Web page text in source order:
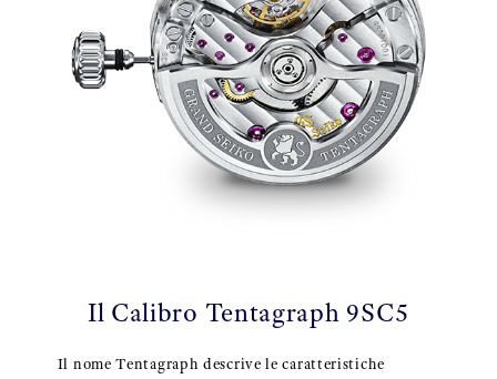
Il Calibro Tentagraph 9SC5
Il nome Tentagraph descrive le caratteristiche